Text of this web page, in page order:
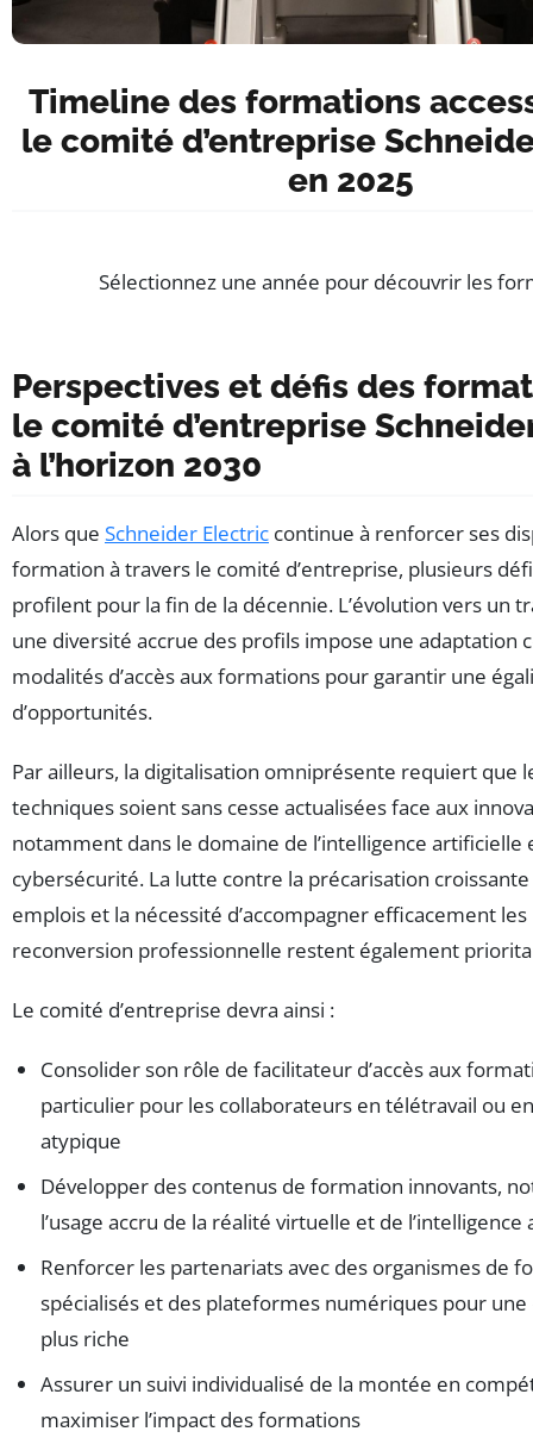
Timeline des formations
le comité d’entreprise
en 2025
Sélectionnez une année pour découvrir les
Perspectives et défis des
le comité d’entreprise
à l’horizon 2030
Alors que Schneider Electric continue à renforcer ses
formation à travers le comité d’entreprise, plusieurs
profilent pour la fin de la décennie. L’évolution vers un
une diversité accrue des profils impose une adaptation
modalités d’accès aux formations pour garantir une
d’opportunités.
Par ailleurs, la digitalisation omniprésente requiert que
techniques soient sans cesse actualisées face aux
notamment dans le domaine de l’intelligence artificielle
cybersécurité. La lutte contre la précarisation
emplois et la nécessité d’accompagner efficacement
reconversion professionnelle restent également
Le comité d’entreprise devra ainsi :
Consolider son rôle de facilitateur d’accès aux
particulier pour les collaborateurs en télétravail ou
atypique
Développer des contenus de formation innovants,
l’usage accru de la réalité virtuelle et de
Renforcer les partenariats avec des organismes de
spécialisés et des plateformes numériques pour
plus riche
Assurer un suivi individualisé de la montée en
maximiser l’impact des formations